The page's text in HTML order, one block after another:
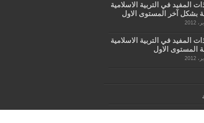
المفيد في التربية الاسلامية
بشكل آخر المستوى الاول
المفيد في التربية الاسلامية
المستوى الاول